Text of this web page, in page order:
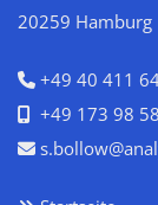
20259 Hamburg
 +49 40 411
 +49 173 98
